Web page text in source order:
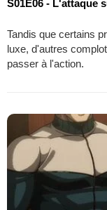
S01E06 - L'attaque
Tandis que certains
luxe, d'autres
passer à l'action.